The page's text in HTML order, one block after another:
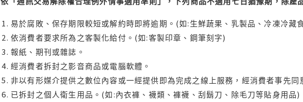
易於腐敗、保存期限較短或解約時即將逾期。(如:生鮮蔬果、乳製品、冷凍冷藏
依消費者要求所為之客製化給付。(如:客製印章、鋼筆刻字)
報紙、期刊或雜誌。
經消費者拆封之影音商品或電腦軟體。
非以有形媒介提供之數位內容或一經提供即為完成之線上服務，經消費者事先
已拆封之個人衛生用品。(如:內衣褲、襪類、褲襪、刮鬍刀、除毛刀等貼身用品)